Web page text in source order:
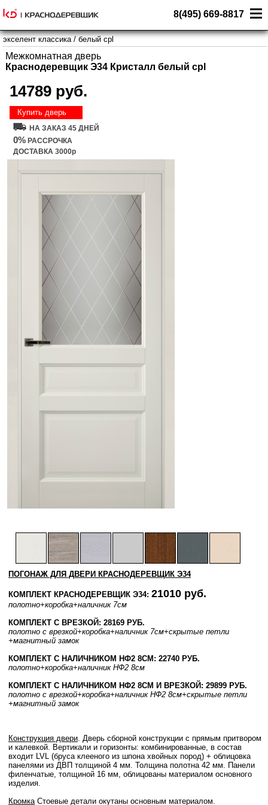
8(495) 669-8817
экселент классика/ белый cpl
Межкомнатная дверь
Краснодеревщик Э34 Кристалл белый cpl
14789 руб.
Купить дверь
НА ЗАКАЗ 45 ДНЕЙ
0% РАССРОЧКА
ДОСТАВКА 3000р
ПОГОНАЖ ДЛЯ ДВЕРИ КРАСНОДЕРЕВЩИК Э34
КОМПЛЕКТ КРАСНОДЕРЕВЩИК Э34: 21010 руб.
полотно+коробка+наличник 7см
КОМПЛЕКТ С ВРЕЗКОЙ: 28169 РУБ.
полотно с врезкой+коробка+наличник 7см+скрытые петли
+магнитный замок
КОМПЛЕКТ С НАЛИЧНИКОМ НФ2 8СМ: 22740 РУБ.
полотно+коробка+наличник НФ2 8см
КОМПЛЕКТ С НАЛИЧНИКОМ НФ2 8СМ И ВРЕЗКОЙ: 29899 РУБ.
полотно с врезкой+коробка+наличник НФ2 8см+скрытые петли
+магнитный замок
Конструкция двери. Дверь сборной конструкции с прямым притвором
и калевкой. Вертикали и горизонты: комбинированные, в состав
входит LVL (бруса клееного из шпона хвойных пород) + облицовка
панелями из ДВП толщиной 4 мм. Толщина полотна 42 мм. Панели
филенчатые, толщиной 16 мм, облицованы материалом основного
изделия.
КромкаСтоевые детали окутаны основным материалом.